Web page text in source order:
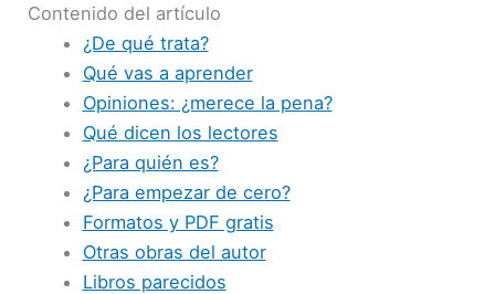
Contenido del artículo
¿De qué trata?
Qué vas a aprender
Opiniones: ¿merece la pena?
Qué dicen los lectores
¿Para quién es?
¿Para empezar de cero?
Formatos y PDF gratis
Otras obras del autor
Libros parecidos